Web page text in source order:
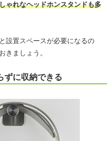
ゃれなヘッドホンスタンドも多
設置スペースが必要になるの
きましょう。
ずに収納できる